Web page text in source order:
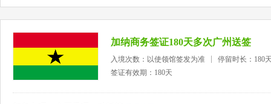
加纳商务签证180天多次广州送签
入境次数：以使领馆签发为准
停留时长：180
签证有效期：180天